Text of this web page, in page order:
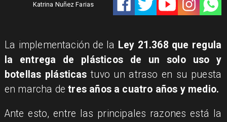
Katrina Nuñez Farias
La implementación de la Ley 21.368 que regula
la entrega de plásticos de un solo uso y
botellas plásticas tuvo un atraso en su puesta
en marcha de tres años a cuatro años y medio.
Ante esto, entre las principales razones está la